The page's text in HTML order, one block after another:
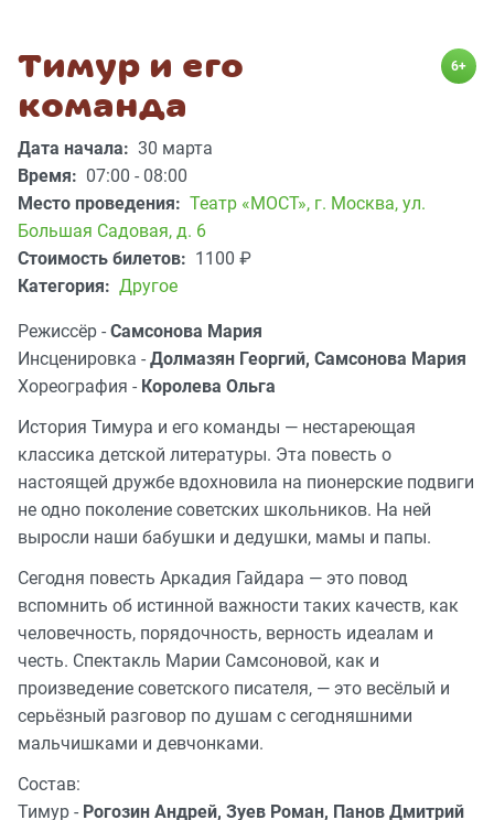
Тимур и его
команда
6+
Дата начала: 30 марта
Время: 07:00 - 08:00
Место проведения: Театр «МОСТ», г. Москва, ул.
Большая Садовая, д. 6
Стоимость билетов: 1100 ₽
Категория: Другое
Режиссёр - Самсонова Мария
Инсценировка - Долмазян Георгий, Самсонова Мария
Хореография - Королева Ольга
История Тимура и его команды — нестареющая
классика детской литературы. Эта повесть о
настоящей дружбе вдохновила на пионерские подвиги
не одно поколение советских школьников. На ней
выросли наши бабушки и дедушки, мамы и папы.
Сегодня повесть Аркадия Гайдара — это повод
вспомнить об истинной важности таких качеств, как
человечность, порядочность, верность идеалам и
честь. Спектакль Марии Самсоновой, как и
произведение советского писателя, — это весёлый и
серьёзный разговор по душам с сегодняшними
мальчишками и девчонками.
Состав:
Тимур - Рогозин Андрей, Зуев Роман, Панов Дмитрий